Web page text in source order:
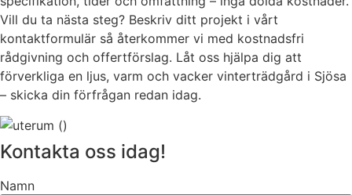
Vill du ta nästa steg? Beskriv ditt projekt i vårt
kontaktformulär så återkommer vi med kostnadsfri
rådgivning och offertförslag. Låt oss hjälpa dig att
förverkliga en ljus, varm och vacker vinterträdgård i Sjösa
– skicka din förfrågan redan idag.
Kontakta oss idag!
Namn